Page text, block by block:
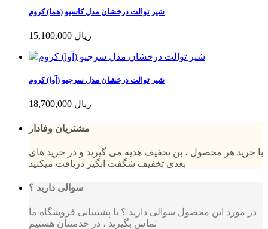
شیر توالت درخشان مدل کاسیو (هما) کروم
15,100,000 ریال
شیر توالت درخشان مدل سرجیو (آوا) کروم
18,700,000 ریال
مشتریان وفادار
با خرید هر محصول ، بن تخفیف هدیه می گیرید و در خرید های
بعدی تخفیف شگفت انگیز دریافت میکنید
سوالی دارید ؟
در مورد این محصول سوالی دارید ؟ با پشتیبانی فروشگاه ما
تماس بگیرید ، در خدمتتان هستیم